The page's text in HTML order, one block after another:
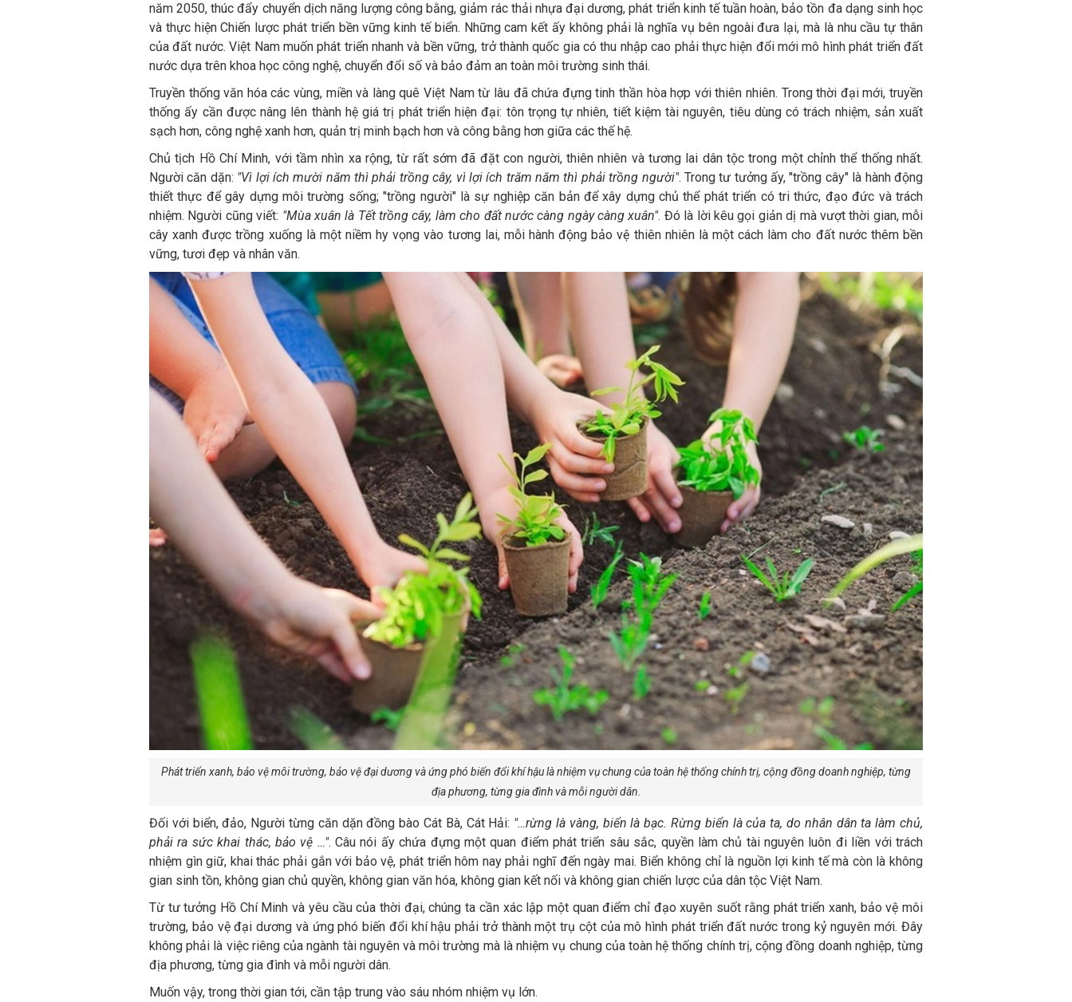
năm 2050, thúc đẩy chuyển dịch năng lượng công bằng, giảm rác thải nhựa đại dương, phát triển kinh tế tuần hoàn, bảo tồn đa dạng sinh học
và thực hiện Chiến lược phát triển bền vững kinh tế biển. Những cam kết ấy không phải là nghĩa vụ bên ngoài đưa lại, mà là nhu cầu tự thân
của đất nước. Việt Nam muốn phát triển nhanh và bền vững, trở thành quốc gia có thu nhập cao phải thực hiện đổi mới mô hình phát triển đất
nước dựa trên khoa học công nghệ, chuyển đổi số và bảo đảm an toàn môi trường sinh thái.
Truyền thống văn hóa các vùng, miền và làng quê Việt Nam từ lâu đã chứa đựng tinh thần hòa hợp với thiên nhiên. Trong thời đại mới, truyền
thống ấy cần được nâng lên thành hệ giá trị phát triển hiện đại: tôn trọng tự nhiên, tiết kiệm tài nguyên, tiêu dùng có trách nhiệm, sản xuất
sạch hơn, công nghệ xanh hơn, quản trị minh bạch hơn và công bằng hơn giữa các thế hệ.
Chủ tịch Hồ Chí Minh, với tầm nhìn xa rộng, từ rất sớm đã đặt con người, thiên nhiên và tương lai dân tộc trong một chỉnh thể thống nhất.
Người căn dặn: "Vì lợi ích mười năm thì phải trồng cây, vì lợi ích trăm năm thì phải trồng người". Trong tư tưởng ấy, "trồng cây" là hành động
thiết thực để gây dựng môi trường sống; "trồng người" là sự nghiệp căn bản để xây dựng chủ thể phát triển có tri thức, đạo đức và trách
nhiệm. Người cũng viết: "Mùa xuân là Tết trồng cây, làm cho đất nước càng ngày càng xuân". Đó là lời kêu gọi giản dị mà vượt thời gian, mỗi
cây xanh được trồng xuống là một niềm hy vọng vào tương lai, mỗi hành động bảo vệ thiên nhiên là một cách làm cho đất nước thêm bền
vững, tươi đẹp và nhân văn.
Phát triển xanh, bảo vệ môi trường, bảo vệ đại dương và ứng phó biến đổi khí hậu là nhiệm vụ chung của toàn hệ thống chính trị, cộng đồng doanh nghiệp, từng
địa phương, từng gia đình và mỗi người dân.
Đối với biển, đảo, Người từng căn dặn đồng bào Cát Bà, Cát Hải: "…rừng là vàng, biển là bạc. Rừng biển là của ta, do nhân dân ta làm chủ,
phải ra sức khai thác, bảo vệ …". Câu nói ấy chứa đựng một quan điểm phát triển sâu sắc, quyền làm chủ tài nguyên luôn đi liền với trách
nhiệm gìn giữ, khai thác phải gắn với bảo vệ, phát triển hôm nay phải nghĩ đến ngày mai. Biển không chỉ là nguồn lợi kinh tế mà còn là không
gian sinh tồn, không gian chủ quyền, không gian văn hóa, không gian kết nối và không gian chiến lược của dân tộc Việt Nam.
Từ tư tưởng Hồ Chí Minh và yêu cầu của thời đại, chúng ta cần xác lập một quan điểm chỉ đạo xuyên suốt rằng phát triển xanh, bảo vệ môi
trường, bảo vệ đại dương và ứng phó biến đổi khí hậu phải trở thành một trụ cột của mô hình phát triển đất nước trong kỷ nguyên mới. Đây
không phải là việc riêng của ngành tài nguyên và môi trường mà là nhiệm vụ chung của toàn hệ thống chính trị, cộng đồng doanh nghiệp, từng
địa phương, từng gia đình và mỗi người dân.
Muốn vậy, trong thời gian tới, cần tập trung vào sáu nhóm nhiệm vụ lớn.